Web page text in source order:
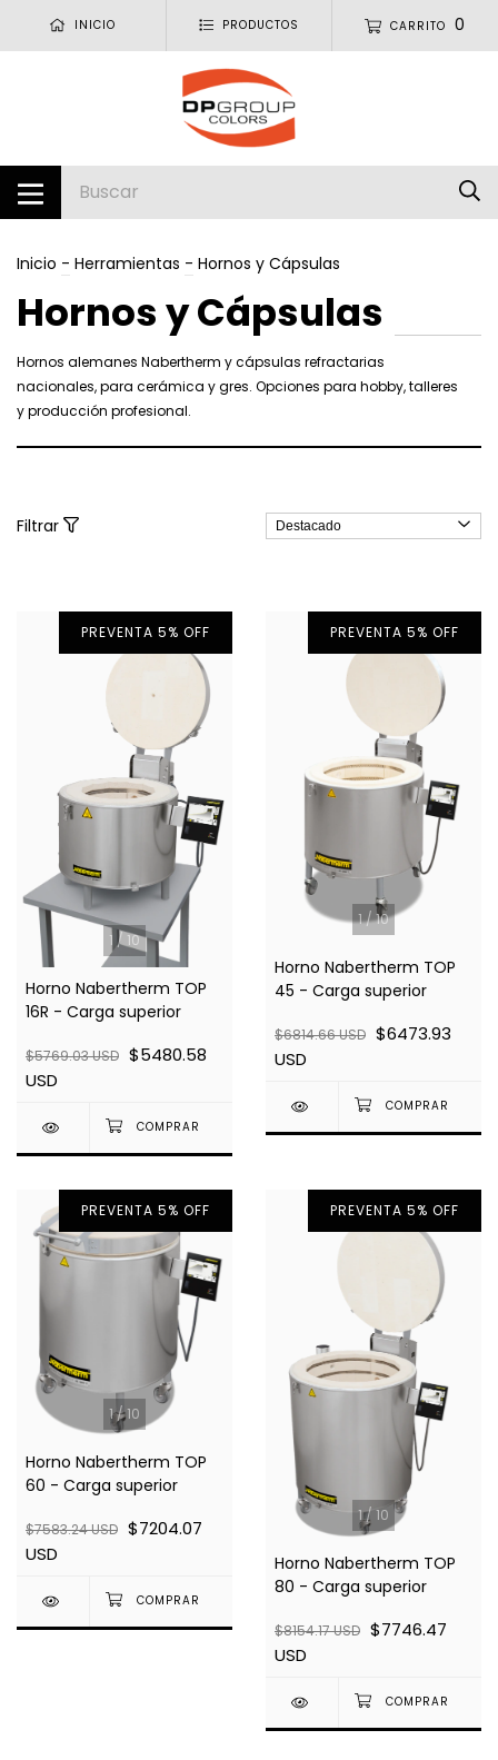
INICIO PRODUCTOS CARRITO 0
Inicio - Herramientas - Hornos y Cápsulas
Hornos y Cápsulas
Hornos alemanes Nabertherm y cápsulas refractarias
nacionales, para cerámica y gres. Opciones para hobby, talleres
y producción profesional.
Filtrar
1 / 10
PREVENTA 5% OFF
Horno Nabertherm TOP
16R - Carga superior
$5769.03 USD $5480.58
USD
1/10
PREVENTA 5% OFF
Horno Nabertherm TOP
45 - Carga superior
$6814.66 USD $6473.93
USD
1/10
PREVENTA 5% OFF
Horno Nabertherm TOP
60 - Carga superior
$7583.24 USD $7204.07
USD
1/ 10
PREVENTA 5% OFF
Horno Nabertherm TOP
80 - Carga superior
$8154.17 USD $7746.47
USD